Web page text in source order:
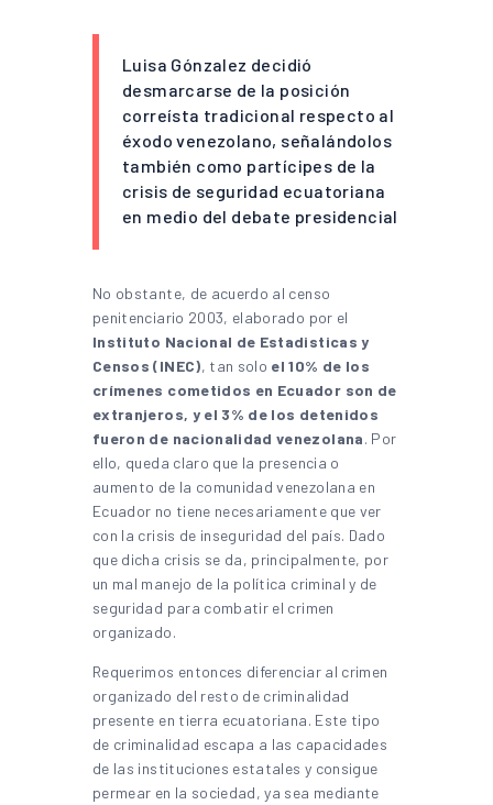
Luisa Gónzalez decidió
desmarcarse de la posición
correísta tradicional respecto al
éxodo venezolano, señalándolos
también como partícipes de la
crisis de seguridad ecuatoriana
en medio del debate presidencial
No obstante, de acuerdo al censo
penitenciario 2003, elaborado por el
Instituto Nacional de Estadisticas y
Censos (INEC), tan solo el 10% de los
crímenes cometidos en Ecuador son de
extranjeros, y el 3% de los detenidos
fueron de nacionalidad venezolana. Por
ello, queda claro que la presencia o
aumento de la comunidad venezolana en
Ecuador no tiene necesariamente que ver
con la crisis de inseguridad del país. Dado
que dicha crisis se da, principalmente, por
un mal manejo de la política criminal y de
seguridad para combatir el crimen
organizado.
Requerimos entonces diferenciar al crimen
organizado del resto de criminalidad
presente en tierra ecuatoriana. Este tipo
de criminalidad escapa a las capacidades
de las instituciones estatales y consigue
permear en la sociedad, ya sea mediante